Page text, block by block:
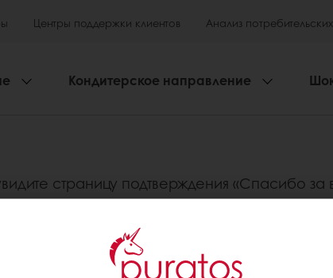
Центры поддержки клиентов Анализ
Кондитерское направление
страницу подтверждения «Спасибо за
заказа или не получили